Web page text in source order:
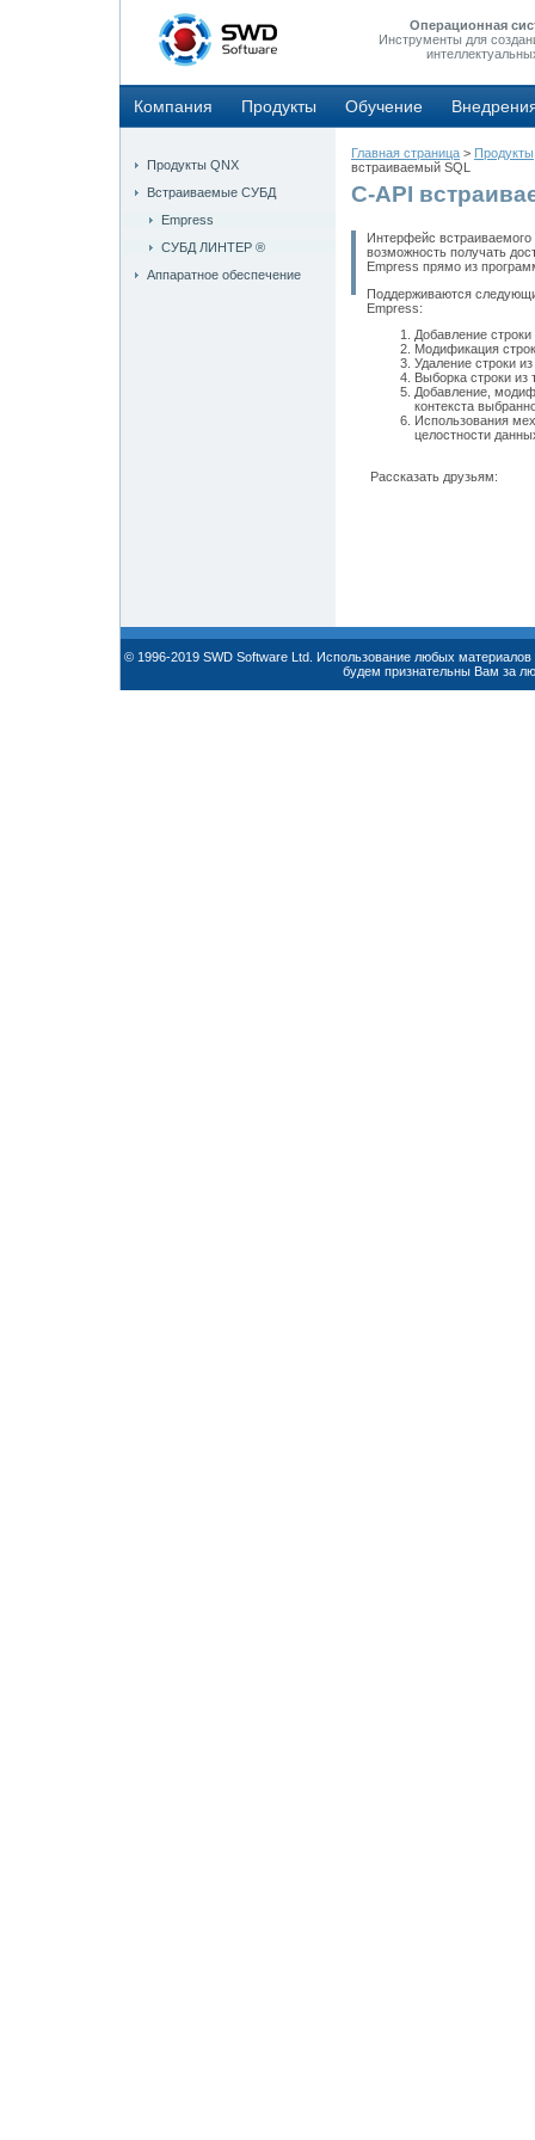
Операционная
Инструменты для
Компания Продукты Обучение
Продукты QNX
Встраиваемые СУБД
Empress
СУБД ЛИНТЕР ®
Аппаратное обеспечение
Главная страница > Продукты
встраиваемый SQL
C-API
Интерфейс
возможность получать
Empress прямо из
Поддерживаются
Empress:
Добавление строки
Модификация
Удаление строки
Выборка строки из
Добавление,
контекста
Использования
целостности
Рассказать друзьям:
© 1996-2019 SWD Software Ltd. Использование любых
будем признательны Вам за